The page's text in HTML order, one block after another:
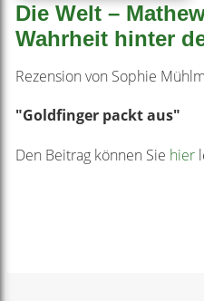
Die Welt –
Wahrheit hinter
Rezension von Sophie
"Goldfinger packt aus"
Den Beitrag können Sie hier